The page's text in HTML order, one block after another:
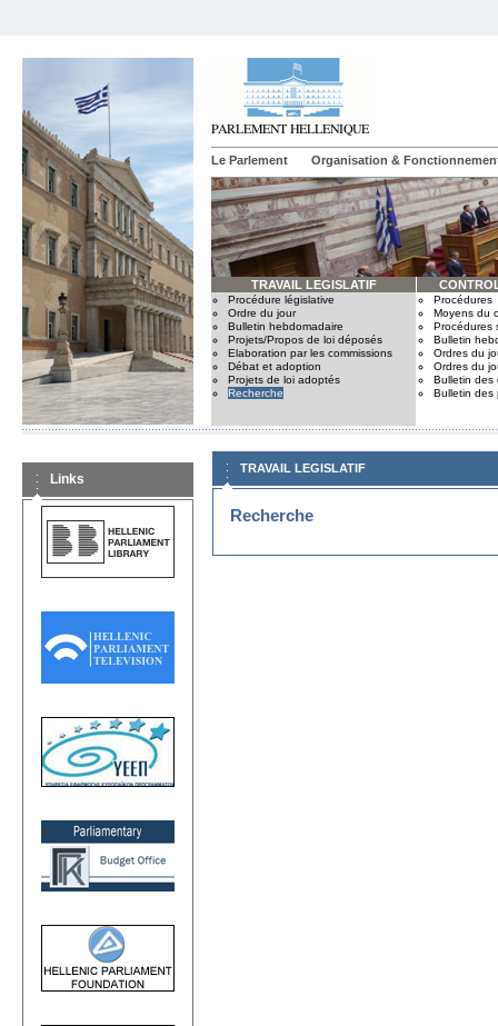
Le Parlement Organisation &
TRAVAIL LEGISLATIF
Procédure législative
Ordre du jour
Bulletin hebdomadaire
Projets/Propos de loi déposés
Elaboration par les commissions
Débat et adoption
Projets de loi adoptés
Recherche
Procédures
Moyens du
Procédures
Bulletin
Ordres du
Ordres du
Bulletin des
Bulletin des
Links
TRAVAIL LEGISLATIF
Recherche